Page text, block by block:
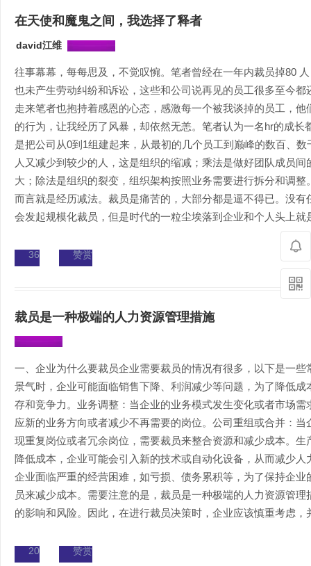
在天使和魔鬼之间，我选择了释者
david江维
往事幕幕，每每思及，不觉叹惋。笔者曾经在一年内裁员掉80
也未产生劳动纠纷和诉讼，这些和公司说再见的员工很多至今
走来笔者也抱持着感恩的心态，感激每一个被我谈掉的员工，
的行为，让我经历了风暴，却依然无恙。笔者认为一名hr的成长
是把公司从0到1组建起来，从最初的几个员工到巅峰的数百、
人又减少到较少的人，这是组织的缩减；乘法是做好团队成员
大；除法是组织的裂变，组织架构按照业务需要进行拆分和调
而言就是经历减法。裁员是痛苦的，大部分都是逼不得已。没
会发起规模化裁员，但是时代的一粒尘埃落到企业和个人头上就
36 赞赏
裁员是一种极端的人力资源管理措施
一、企业为什么要裁员企业需要裁员的情况有很多，以下是一
景气时，企业可能面临销售下降、利润减少等问题，为了降低
存和竞争力。业务调整：当企业的业务模式发生变化或者市场
应新的业务方向或者减少不再需要的岗位。公司重组或合并：
现重复岗位或者冗余岗位，需要裁员来整合资源和减少成本。
降低成本，企业可能会引入新的技术或自动化设备，从而减少
企业面临严重的经营困难，如亏损、债务累积等，为了保持企
员来减少成本。需要注意的是，裁员是一种极端的人力资源管
的影响和风险。因此，在进行裁员决策时，企业应该慎重考虑，
20 赞赏